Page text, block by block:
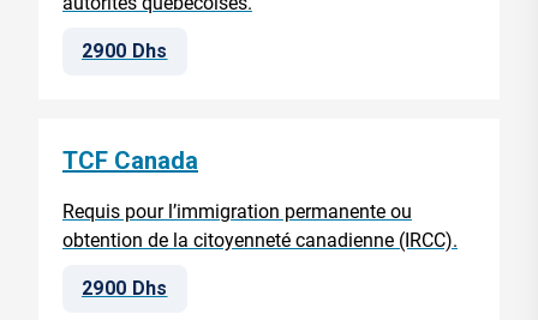
2900 Dhs
TCF Canada
Requis pour l’immigration permanente ou
obtention de la citoyenneté canadienne (IRCC).
2900 Dhs